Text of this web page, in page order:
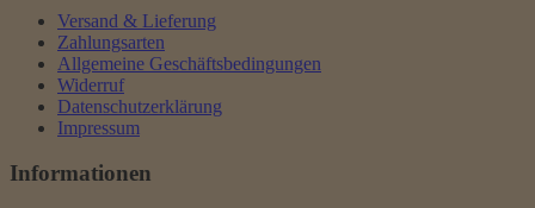
Versand & Lieferung
Zahlungsarten
Allgemeine Geschäftsbedingungen
Widerruf
Datenschutzerklärung
Impressum
Informationen